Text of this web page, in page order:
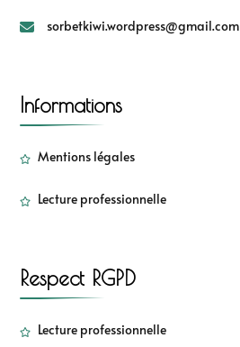
sorbetkiwi.wordpress@gmail.com
Informations
Mentions légales
Lecture professionnelle
Respect RGPD
Lecture professionnelle